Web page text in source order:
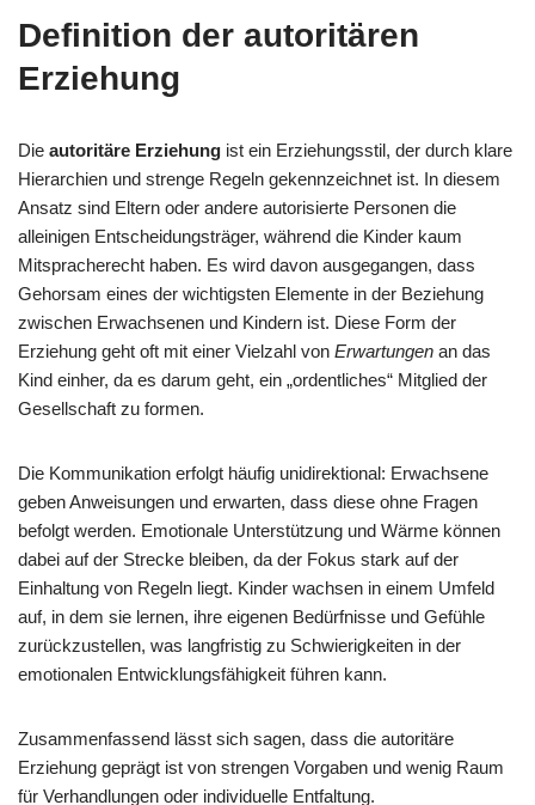
Definition der autoritären
Erziehung
Die autoritäre Erziehung ist ein Erziehungsstil, der durch klare
Hierarchien und strenge Regeln gekennzeichnet ist. In diesem
Ansatz sind Eltern oder andere autorisierte Personen die
alleinigen Entscheidungsträger, während die Kinder kaum
Mitspracherecht haben. Es wird davon ausgegangen, dass
Gehorsam eines der wichtigsten Elemente in der Beziehung
zwischen Erwachsenen und Kindern ist. Diese Form der
Erziehung geht oft mit einer Vielzahl von Erwartungen an das
Kind einher, da es darum geht, ein „ordentliches“ Mitglied der
Gesellschaft zu formen.
Die Kommunikation erfolgt häufig unidirektional: Erwachsene
geben Anweisungen und erwarten, dass diese ohne Fragen
befolgt werden. Emotionale Unterstützung und Wärme können
dabei auf der Strecke bleiben, da der Fokus stark auf der
Einhaltung von Regeln liegt. Kinder wachsen in einem Umfeld
auf, in dem sie lernen, ihre eigenen Bedürfnisse und Gefühle
zurückzustellen, was langfristig zu Schwierigkeiten in der
emotionalen Entwicklungsfähigkeit führen kann.
Zusammenfassend lässt sich sagen, dass die autoritäre
Erziehung geprägt ist von strengen Vorgaben und wenig Raum
für Verhandlungen oder individuelle Entfaltung.